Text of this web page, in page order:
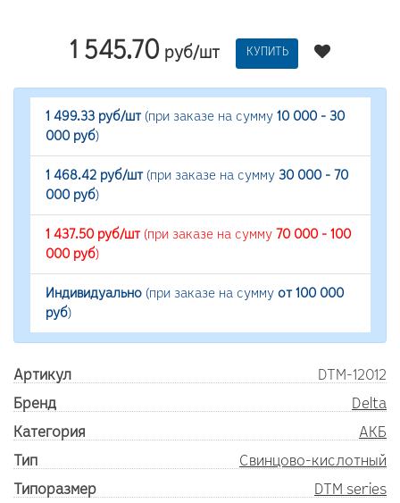
1 545.70 руб/шт КУПИТЬ
1 499.33 руб/шт(при заказе на сумму 10 000 - 30
000 руб)
1 468.42 руб/шт(при заказе на сумму 30 000 - 70
000 руб)
1 437.50 руб/шт(при заказе на сумму 70 000 - 100
000 руб)
Индивидуально (при заказе на сумму от 100 000
руб)
Артикул
DTM-12012
Бренд
Delta
Категория
АКБ
Тип
Свинцово-кислотный
Типоразмер
DTM series